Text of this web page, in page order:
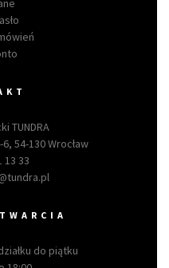
TUNDRA
54-130 Wrocław
13 33
do piątku